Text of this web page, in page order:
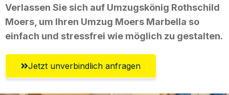
Verlassen Sie sich auf Umzugskönig Rothschild
Moers, um Ihren Umzug Moers Marbella so
einfach und stressfrei wie möglich zu gestalten.
Jetzt unverbindlich anfragen